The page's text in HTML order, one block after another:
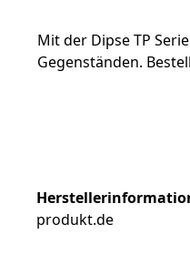
Mit der Dipse TP
Gegenständen.
produkt.de